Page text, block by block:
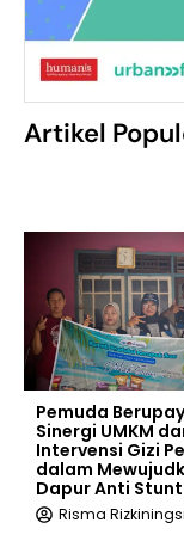
Artikel
Pemuda
Sinergi UMKM
Intervensi Gizi
dalam
Dapur Anti
Risma